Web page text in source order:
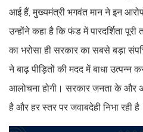
आई हैं, मुख्यमंत्री भगवंत मान ने इन
उन्होंने कहा है कि फंड में पारदर्शिता
का भरोसा ही सरकार का सबसे बड़ा
ने बाढ़ पीड़ितों की मदद में बाधा
आलोचना होगी। सरकार जनता के और
है और हर स्तर पर जवाबदेही निभा रही है।